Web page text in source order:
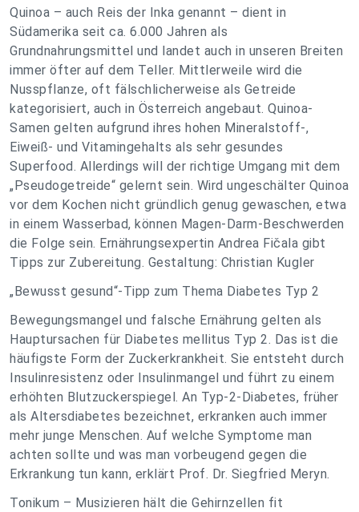
Quinoa – auch Reis der Inka genannt – dient in
Südamerika seit ca. 6.000 Jahren als
Grundnahrungsmittel und landet auch in unseren Breiten
immer öfter auf dem Teller. Mittlerweile wird die
Nusspflanze, oft fälschlicherweise als Getreide
kategorisiert, auch in Österreich angebaut. Quinoa-
Samen gelten aufgrund ihres hohen Mineralstoff-,
Eiweiß- und Vitamingehalts als sehr gesundes
Superfood. Allerdings will der richtige Umgang mit dem
„Pseudogetreide“ gelernt sein. Wird ungeschälter Quinoa
vor dem Kochen nicht gründlich genug gewaschen, etwa
in einem Wasserbad, können Magen-Darm-Beschwerden
die Folge sein. Ernährungsexpertin Andrea Fičala gibt
Tipps zur Zubereitung. Gestaltung: Christian Kugler
„Bewusst gesund“-Tipp zum Thema Diabetes Typ 2
Bewegungsmangel und falsche Ernährung gelten als
Hauptursachen für Diabetes mellitus Typ 2. Das ist die
häufigste Form der Zuckerkrankheit. Sie entsteht durch
Insulinresistenz oder Insulinmangel und führt zu einem
erhöhten Blutzuckerspiegel. An Typ-2-Diabetes, früher
als Altersdiabetes bezeichnet, erkranken auch immer
mehr junge Menschen. Auf welche Symptome man
achten sollte und was man vorbeugend gegen die
Erkrankung tun kann, erklärt Prof. Dr. Siegfried Meryn.
Tonikum – Musizieren hält die Gehirnzellen fit